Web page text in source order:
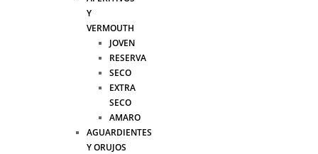
Y
VERMOUTH
JOVEN
RESERVA
SECO
EXTRA
SECO
AMARO
AGUARDIENTES
Y ORUJOS